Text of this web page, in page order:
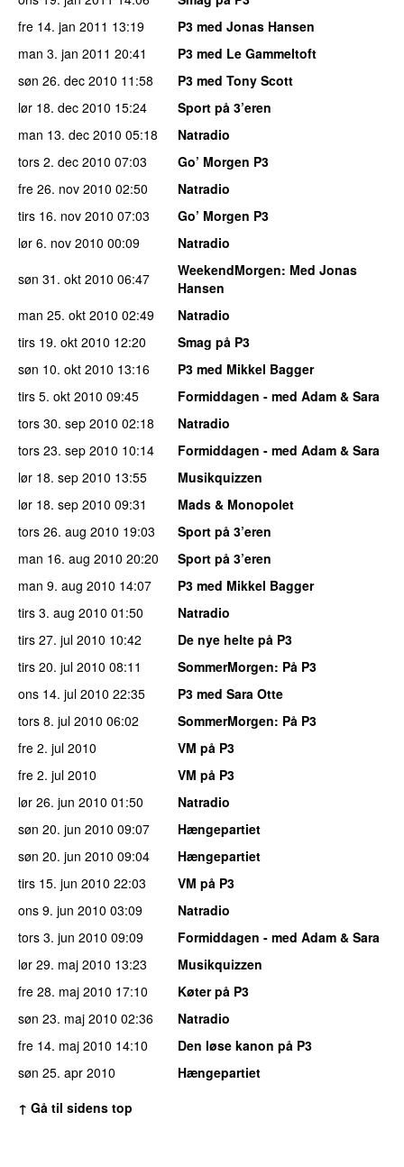
fre 14. jan 2011 13:19
P3 med Jonas Hansen
man 3. jan 2011 20:41
P3 med Le Gammeltoft
søn 26. dec 2010 11:58
P3 med Tony Scott
lør 18. dec 2010 15:24
Sport på 3’eren
man 13. dec 2010 05:18
Natradio
tors 2. dec 2010 07:03
Go’ Morgen P3
fre 26. nov 2010 02:50
Natradio
tirs 16. nov 2010 07:03
Go’ Morgen P3
lør 6. nov 2010 00:09
Natradio
søn 31. okt 2010 06:47 WeekendMorgen: Med Jonas
Hansen
man 25. okt 2010 02:49
Natradio
tirs 19. okt 2010 12:20
Smag på P3
søn 10. okt 2010 13:16
P3 med Mikkel Bagger
tirs 5. okt 2010 09:45
Formiddagen - med Adam & Sara
tors 30. sep 2010 02:18
Natradio
tors 23. sep 2010 10:14
Formiddagen - med Adam & Sara
lør 18. sep 2010 13:55
Musikquizzen
lør 18. sep 2010 09:31
Mads & Monopolet
tors 26. aug 2010 19:03
Sport på 3’eren
man 16. aug 2010 20:20
Sport på 3’eren
man 9. aug 2010 14:07
P3 med Mikkel Bagger
tirs 3. aug 2010 01:50
Natradio
tirs 27. jul 2010 10:42
De nye helte på P3
tirs 20. jul 2010 08:11 SommerMorgen: På P3
ons 14. jul 2010 22:35
P3 med Sara Otte
tors 8. jul 2010 06:02 SommerMorgen: På P3
fre 2. jul 2010
VM på P3
fre 2. jul 2010
VM på P3
lør 26. jun 2010 01:50
Natradio
søn 20. jun 2010 09:07
Hængepartiet
søn 20. jun 2010 09:04
Hængepartiet
tirs 15. jun 2010 22:03
VM på P3
ons 9. jun 2010 03:09
Natradio
tors 3. jun 2010 09:09
Formiddagen - med Adam & Sara
lør 29. maj 2010 13:23
Musikquizzen
fre 28. maj 2010 17:10
Køter på P3
søn 23. maj 2010 02:36
Natradio
fre 14. maj 2010 14:10
Den løse kanon på P3
søn 25. apr 2010
Hængepartiet
↑ Gå til sidens top